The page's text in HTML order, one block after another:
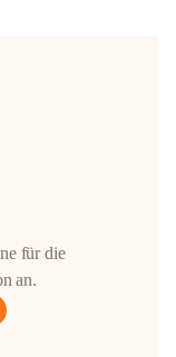
für die
an.